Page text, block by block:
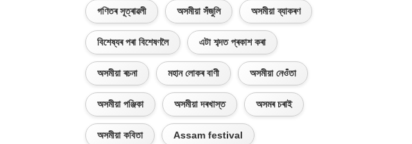
গণিতৰ সূত্ৰাৱলী অসমীয়া সঁজুলি অসমীয়া ব্যাকৰণ
বিশেষ্যৰ পৰা বিশেষণলৈ এটা শব্দত প্ৰকাশ কৰা
অসমীয়া ৰচনা মহান লোকৰ বাণী অসমীয়া নেওঁতা
অসমীয়া পঞ্জিকা অসমীয়া দৰখাস্ত অসমৰ চৰাই
অসমীয়া কবিতা Assam festival